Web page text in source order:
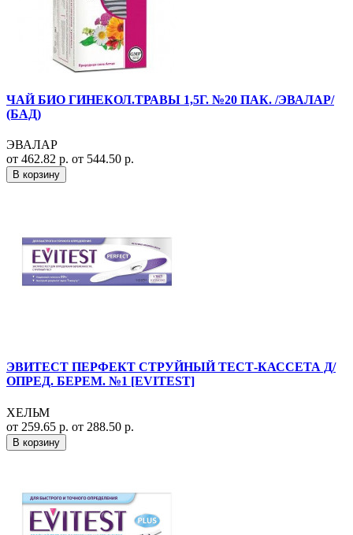
ЧАЙ БИО ГИНЕКОЛ.ТРАВЫ 1,5Г. №20 ПАК. /ЭВАЛАР/
(БАД)
ЭВАЛАР
от 462.82 р. от 544.50 р.
В корзину
ЭВИТЕСТ ПЕРФЕКТ СТРУЙНЫЙ ТЕСТ-КАССЕТА Д/
ОПРЕД. БЕРЕМ. №1 [EVITEST]
ХЕЛЬМ
от 259.65 р. от 288.50 р.
В корзину